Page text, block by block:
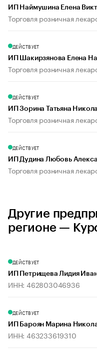
ИП Наймушина Елена
Торговля розничная
ДЕЙСТВУЕТ
ИП Шакирзянова Елена
Торговля розничная
ДЕЙСТВУЕТ
ИП Зорина Татьяна
Торговля розничная
ДЕЙСТВУЕТ
ИП Дудина Любовь
Торговля розничная
Другие
регионе —
ДЕЙСТВУЕТ
ИП Петрищева Лидия
ИНН: 462803046936
ДЕЙСТВУЕТ
ИП Бароян Марина
ИНН: 463233619310